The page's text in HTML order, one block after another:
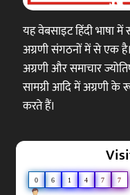
यह वेबसाइट हिंदी भाषा में
अग्रणी संगठनों में से एक
अग्रणी और समाचार
सामग्री आदि में अग्रणी के
करते हैं।
0 6 1 4 7 7